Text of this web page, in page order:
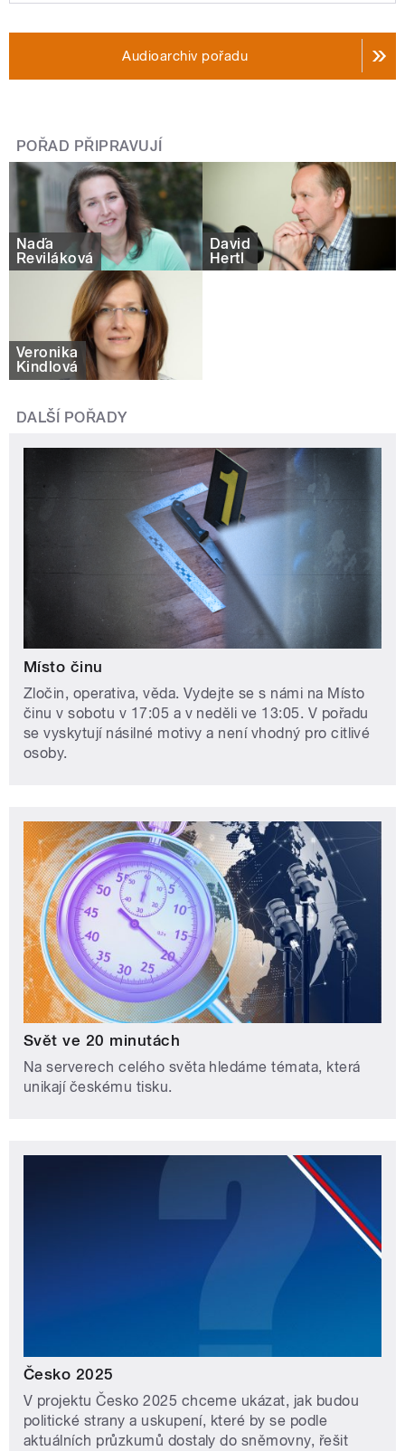
Audioarchiv pořadu
POŘAD PŘIPRAVUJÍ
Naďa
Reviláková
David
Hertl
Veronika
Kindlová
DALŠÍ POŘADY
Místo činu
Zločin, operativa, věda. Vydejte se s námi na Místo
činu v sobotu v 17:05 a v neděli ve 13:05. V pořadu
se vyskytují násilné motivy a není vhodný pro citlivé
osoby.
Svět ve 20 minutách
Na serverech celého světa hledáme témata, která
unikají českému tisku.
Česko 2025
V projektu Česko 2025 chceme ukázat, jak budou
politické strany a uskupení, které by se podle
aktuálních průzkumů dostaly do sněmovny, řešit